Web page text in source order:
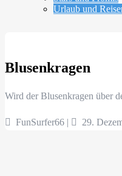
Urlaub und
Blusenkragen
Wird der Blusenkragen über
FunSurfer66 | 29.